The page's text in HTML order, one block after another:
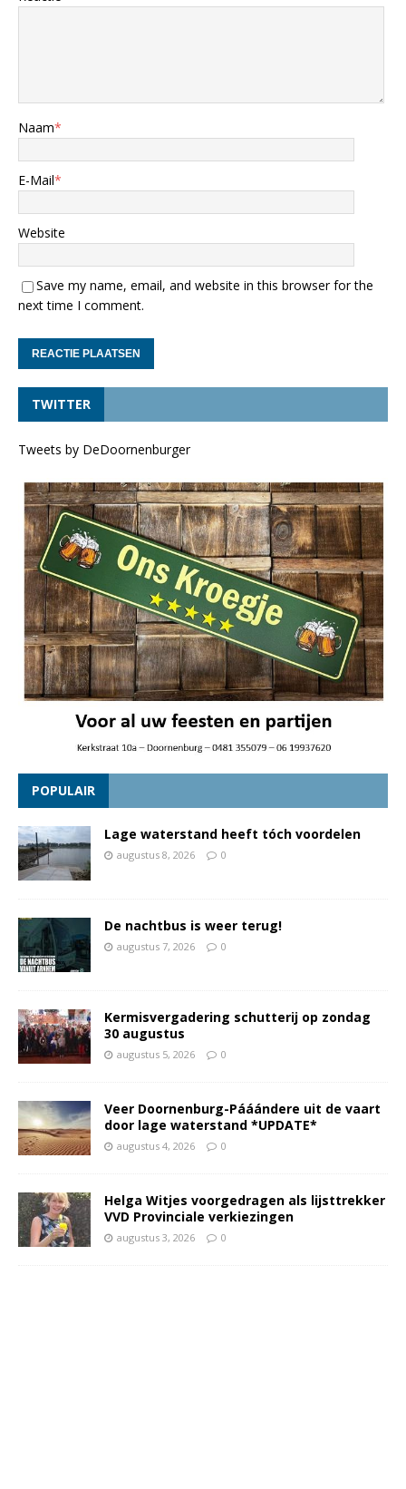
Naam*
E-Mail*
Website
Save my name, email, and website in this browser for the
next time I comment.
TWITTER
Tweets by DeDoornenburger
POPULAIR
Lage waterstand heeft tóch voordelen
augustus 8, 2026 0
De nachtbus is weer terug!
augustus 7, 2026 0
Kermisvergadering schutterij op zondag
30 augustus
augustus 5, 2026 0
Veer Doornenburg-Pááándere uit de vaart
door lage waterstand *UPDATE*
augustus 4, 2026 0
Helga Witjes voorgedragen als lijsttrekker
VVD Provinciale verkiezingen
augustus 3, 2026 0